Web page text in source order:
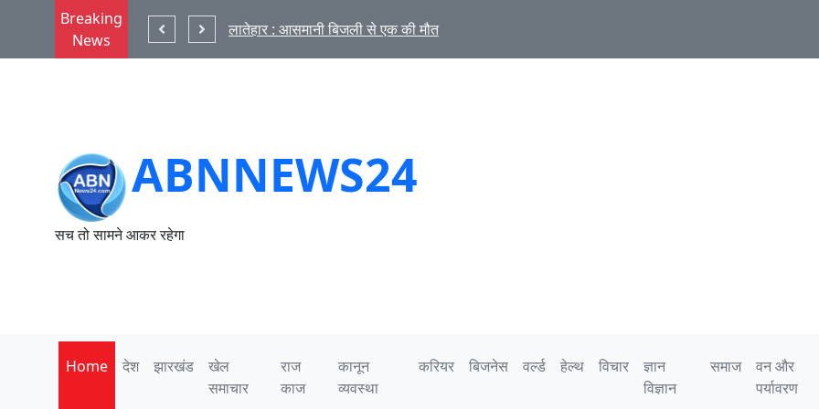
Breaking
News
एक की मौत युवाओं ने दिखा दी अपनी ताकत : सुखदेव भगत
ABNNEWS24
सच तो सामने आकर रहेगा
Home देश झारखंड
खेल
समाचार
राज
काज
कानून
व्यवस्था
करियर बिजनेस वर्ल्ड हेल्थ विचार
ज्ञान
विज्ञान
समाज
वन और
पर्यावरण